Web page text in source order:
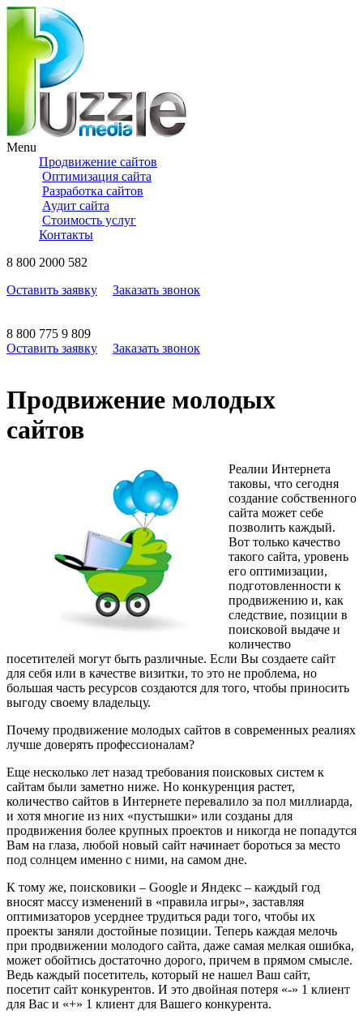
Menu
Продвижение сайтов
Оптимизация сайта
Разработка сайтов
Аудит сайта
Стоимость услуг
Контакты
8 800 2000 582
Оставить заявку
Заказать звонок
8 800 775 9 809
Оставить заявку
Заказать звонок
Продвижение молодых
сайтов
Реалии Интернета
таковы, что сегодня
создание собственного
сайта может себе
позволить каждый.
Вот только качество
такого сайта, уровень
его оптимизации,
подготовленности к
продвижению и, как
следствие, позиции в
поисковой выдаче и
количество
посетителей могут быть различные. Если Вы создаете сайт
для себя или в качестве визитки, то это не проблема, но
большая часть ресурсов создаются для того, чтобы приносить
выгоду своему владельцу.
Почему продвижение молодых сайтов в современных реалиях
лучше доверять профессионалам?
Еще несколько лет назад требования поисковых систем к
сайтам были заметно ниже. Но конкуренция растет,
количество сайтов в Интернете перевалило за пол миллиарда,
и хотя многие из них «пустышки» или созданы для
продвижения более крупных проектов и никогда не попадутся
Вам на глаза, любой новый сайт начинает бороться за место
под солнцем именно с ними, на самом дне.
К тому же, поисковики – Google и Яндекс – каждый год
вносят массу изменений в «правила игры», заставляя
оптимизаторов усерднее трудиться ради того, чтобы их
проекты заняли достойные позиции. Теперь каждая мелочь
при продвижении молодого сайта, даже самая мелкая ошибка,
может обойтись достаточно дорого, причем в прямом смысле.
Ведь каждый посетитель, который не нашел Ваш сайт,
посетит сайт конкурентов. И это двойная потеря «-» 1 клиент
для Вас и «+» 1 клиент для Вашего конкурента.